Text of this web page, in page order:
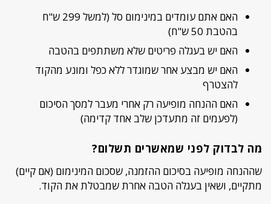
האם אתם עומדים במינימום סל (למשל 299 ש"ח
בהטבת 50 ש"ח)
האם יש בעגלה פריטים שלא משתתפים בהטבה
האם יש מבצע אחר שמוגדר ללא כפל ומונע מהקוד
להצטרף
האם ההנחה מופיעה רק אחרי מעבר למסך הסיכום
(לפעמים זה מתעדכן שלב אחד קדימה)
מה לבדוק לפני שמאשרים תשלום?
שההנחה מופיעה בסיכום ההזמנה, שסכום המינימום (אם קיים)
מתקיים, ושאין בעגלה הטבה אחרת שמבטלת את הקוד.